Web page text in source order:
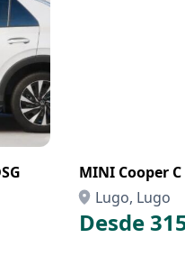
MINI Cooper C
Lugo, Lugo
Desde